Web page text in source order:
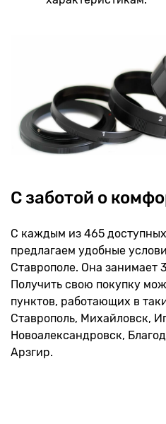
С заботой о
С каждым из 465
предлагаем удобные
Ставрополе. Она занимает
Получить свою покупку
пунктов, работающих в
Ставрополь, Михайловск,
Новоалександровск,
Арзгир.